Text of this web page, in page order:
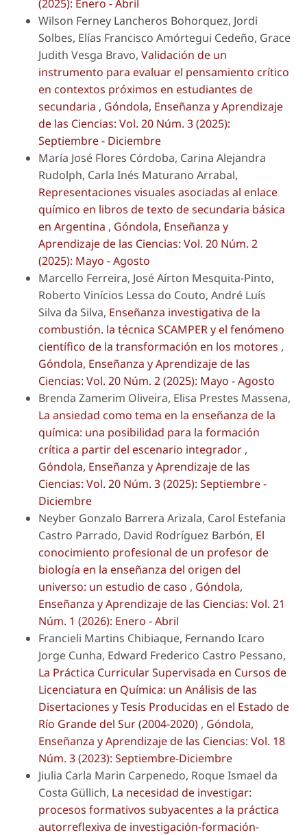
(2025): Enero - Abril
Wilson Ferney Lancheros Bohorquez, Jordi
Solbes, Elías Francisco Amórtegui Cedeño, Grace
Judith Vesga Bravo, Validación de un
instrumento para evaluar el pensamiento crítico
en contextos próximos en estudiantes de
secundaria , Góndola, Enseñanza y Aprendizaje
de las Ciencias: Vol. 20 Núm. 3 (2025):
Septiembre - Diciembre
María José Flores Córdoba, Carina Alejandra
Rudolph, Carla Inés Maturano Arrabal,
Representaciones visuales asociadas al enlace
químico en libros de texto de secundaria básica
en Argentina , Góndola, Enseñanza y
Aprendizaje de las Ciencias: Vol. 20 Núm. 2
(2025): Mayo - Agosto
Marcello Ferreira, José Aírton Mesquita-Pinto,
Roberto Vinícios Lessa do Couto, André Luís
Silva da Silva, Enseñanza investigativa de la
combustión. la técnica SCAMPER y el fenómeno
científico de la transformación en los motores ,
Góndola, Enseñanza y Aprendizaje de las
Ciencias: Vol. 20 Núm. 2 (2025): Mayo - Agosto
Brenda Zamerim Oliveira, Elisa Prestes Massena,
La ansiedad como tema en la enseñanza de la
química: una posibilidad para la formación
crítica a partir del escenario integrador ,
Góndola, Enseñanza y Aprendizaje de las
Ciencias: Vol. 20 Núm. 3 (2025): Septiembre -
Diciembre
Neyber Gonzalo Barrera Arizala, Carol Estefania
Castro Parrado, David Rodríguez Barbón, El
conocimiento profesional de un profesor de
biología en la enseñanza del origen del
universo: un estudio de caso , Góndola,
Enseñanza y Aprendizaje de las Ciencias: Vol. 21
Núm. 1 (2026): Enero - Abril
Francieli Martins Chibiaque, Fernando Icaro
Jorge Cunha, Edward Frederico Castro Pessano,
La Práctica Curricular Supervisada en Cursos de
Licenciatura en Química: un Análisis de las
Disertaciones y Tesis Producidas en el Estado de
Río Grande del Sur (2004-2020) , Góndola,
Enseñanza y Aprendizaje de las Ciencias: Vol. 18
Núm. 3 (2023): Septiembre-Diciembre
Jiulia Carla Marin Carpenedo, Roque Ismael da
Costa Güllich, La necesidad de investigar:
procesos formativos subyacentes a la práctica
autorreflexiva de investigación-formación-